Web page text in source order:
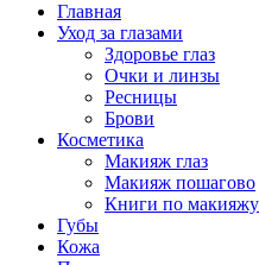
Главная
Уход за глазами
Здоровье глаз
Очки и линзы
Ресницы
Брови
Косметика
Макияж глаз
Макияж пошагово
Книги по макияжу
Губы
Кожа